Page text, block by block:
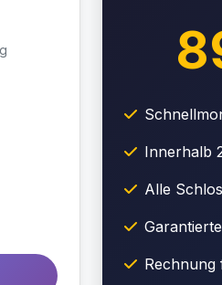
Innerhalb
Alle
Rechnung